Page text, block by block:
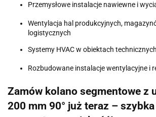
Przemysłowe instalacje nawiewne i
Wentylacja hal produkcyjnych,
logistycznych
Systemy HVAC w obiektach
Rozbudowane instalacje wentylacyjne i
Zamów kolano segmentowe z
200 mm 90° już teraz – szybka